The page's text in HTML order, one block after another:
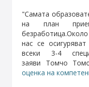
"Самата
на план
нас се
всеки 3-4
заяви Томчо
оценка на